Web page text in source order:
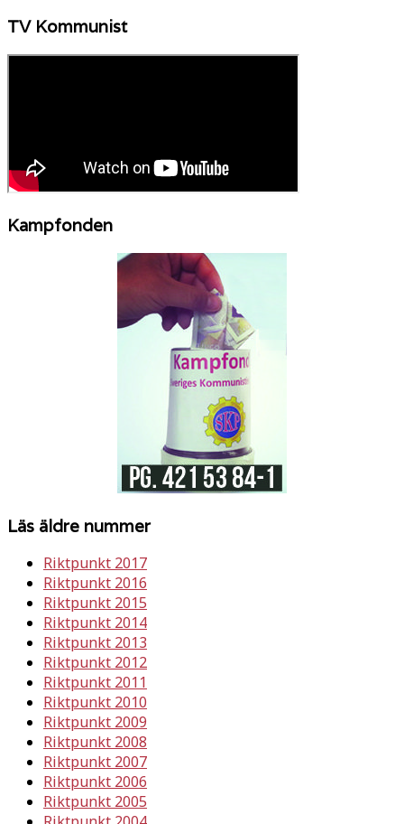
TV Kommunist
Kampfonden
Läs äldre nummer
Riktpunkt 2017
Riktpunkt 2016
Riktpunkt 2015
Riktpunkt 2014
Riktpunkt 2013
Riktpunkt 2012
Riktpunkt 2011
Riktpunkt 2010
Riktpunkt 2009
Riktpunkt 2008
Riktpunkt 2007
Riktpunkt 2006
Riktpunkt 2005